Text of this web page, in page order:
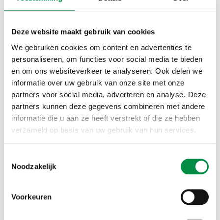
Deze website maakt gebruik van cookies
We gebruiken cookies om content en advertenties te
personaliseren, om functies voor social media te bieden
en om ons websiteverkeer te analyseren. Ook delen we
informatie over uw gebruik van onze site met onze
partners voor social media, adverteren en analyse. Deze
partners kunnen deze gegevens combineren met andere
informatie die u aan ze heeft verstrekt of die ze hebben
verzameld op basis van uw gebruik van hun services.
Noodzakelijk
Voorkeuren
wordt nagedacht over de specifieke dilemma’s die
opleggen van geheimhouding leidt altijd tot discussie,
vooral in het lokale domein. Over het algemeen wil de
wethouder geheimhouding en het raadslid wil alles
kunnen controleren en aan de kiezers uitleggen.’
Integriteitsdilemma’s
bespreekbaar maken
eveneens belangrijk’, zegt Groot. ‘Ook derden –
moeten op een zorgvuldige manier misstanden